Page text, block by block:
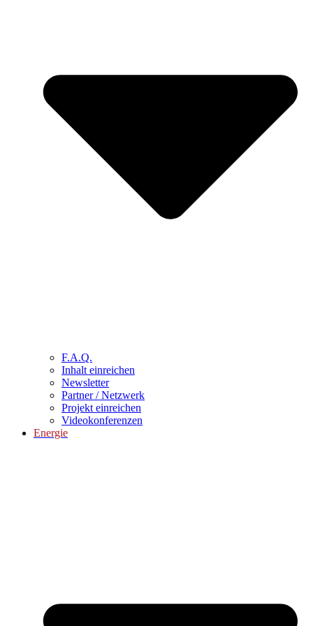
F.A.Q.
Inhalt einreichen
Newsletter
Partner / Netzwerk
Projekt einreichen
Videokonferenzen
Energie